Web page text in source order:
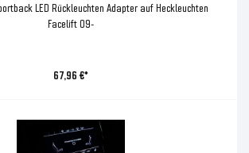
LED Rückleuchten Adapter auf Heckleuchten
Facelift 09-
67,96 €*